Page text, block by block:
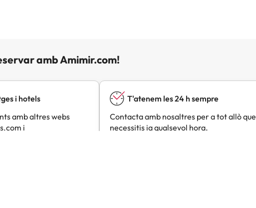
amb Amimir.com!
i hotels
amb altres webs
i
T'atenem les 24 h sempre
Contacta amb nosaltres per a tot allò que
necessitis ia qualsevol hora.